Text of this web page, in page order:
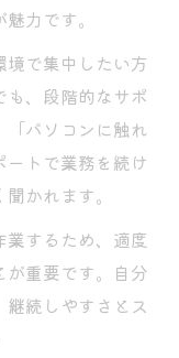
力です。
で集中したい方
、段階的なサポ
パソコンに触れ
トで業務を続け
かれます。
するため、適度
重要です。自分
続しやすさとス